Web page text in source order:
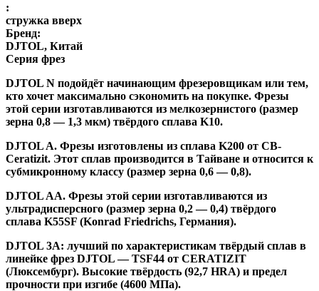
:
стружка вверх
Бренд:
DJTOL, Китай
Серия фрез
DJTOL N подойдёт начинающим фрезеровщикам или тем,
кто хочет максимально сэкономить на покупке. Фрезы
этой серии изготавливаются из мелкозернистого (размер
зерна 0,8 — 1,3 мкм) твёрдого сплава K10.
DJTOL A. Фрезы изготовлены из сплава K200 от CB-
Ceratizit. Этот сплав производится в Тайване и относится к
субмикронному классу (размер зерна 0,6 — 0,8).
DJTOL AA. Фрезы этой серии изготавливаются из
ультрадисперсного (размер зерна 0,2 — 0,4) твёрдого
сплава K55SF (Konrad Friedrichs, Германия).
DJTOL 3A: лучший по характеристикам твёрдый сплав в
линейке фрез DJTOL — TSF44 от CERATIZIT
(Люксембург). Высокие твёрдость (92,7 HRA) и предел
прочности при изгибе (4600 МПа).